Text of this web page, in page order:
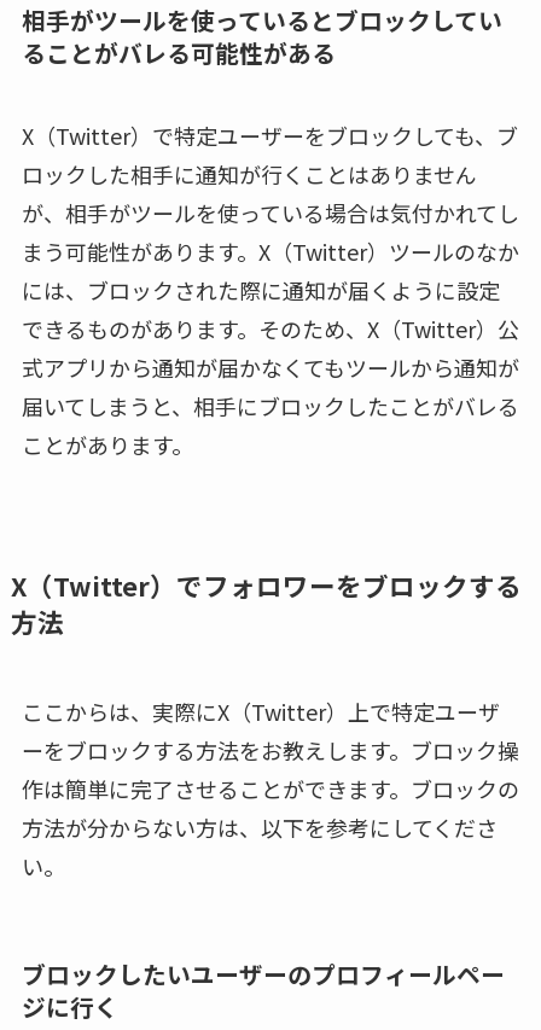
相手がツールを使っているとブロックしてい
ることがバレる可能性がある
X（Twitter）で特定ユーザーをブロックしても、ブ
ロックした相手に通知が行くことはありません
が、相手がツールを使っている場合は気付かれてし
まう可能性があります。X（Twitter）ツールのなか
には、ブロックされた際に通知が届くように設定
できるものがあります。そのため、X（Twitter）公
式アプリから通知が届かなくてもツールから通知が
届いてしまうと、相手にブロックしたことがバレる
ことがあります。
X（Twitter）でフォロワーをブロックする
方法
ここからは、実際にX（Twitter）上で特定ユーザ
ーをブロックする方法をお教えします。ブロック操
作は簡単に完了させることができます。ブロックの
方法が分からない方は、以下を参考にしてくださ
い。
ブロックしたいユーザーのプロフィールペー
ジに行く